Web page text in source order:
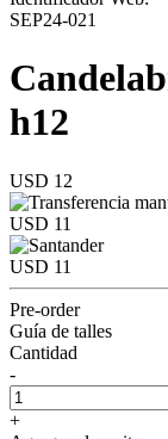
SEP24-021
h12
USD 12
USD 11
USD 11
Pre-order
Guía de talles
Cantidad
-
+